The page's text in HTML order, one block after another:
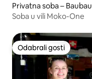
Privatna soba – Baubau
Soba u vili Moko-One
Odabrali gosti
Odabrali gosti